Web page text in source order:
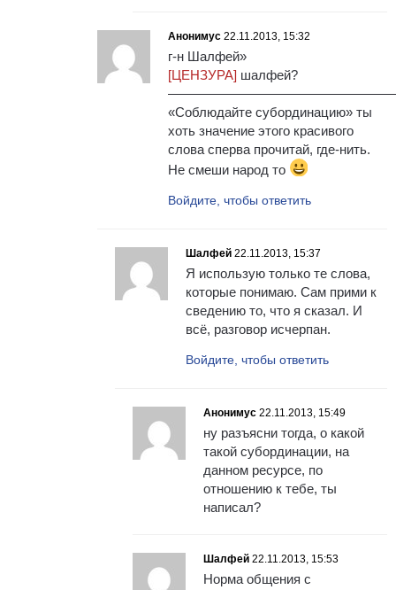
Анонимус 22.11.2013, 15:32
г-н Шалфей»
[ЦЕНЗУРА] шалфей?
«Соблюдайте субординацию» ты
хоть значение этого красивого
слова сперва прочитай, где-нить.
Не смеши народ то
Войдите, чтобы ответить
Шалфей 22.11.2013, 15:37
Я использую только те слова,
которые понимаю. Сам прими к
сведению то, что я сказал. И
всё, разговор исчерпан.
Войдите, чтобы ответить
Анонимус 22.11.2013, 15:49
ну разъясни тогда, о какой
такой субординации, на
данном ресурсе, по
отношению к тебе, ты
написал?
Шалфей 22.11.2013, 15:53
Норма общения с